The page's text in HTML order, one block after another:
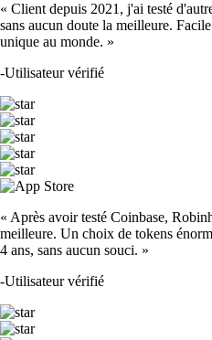
« Client depuis 2021, j'ai testé
sans aucun doute la meilleure.
unique au monde. »
-Utilisateur vérifié
« Après avoir testé Coinbase,
meilleure. Un choix de tokens
4 ans, sans aucun souci. »
-Utilisateur vérifié